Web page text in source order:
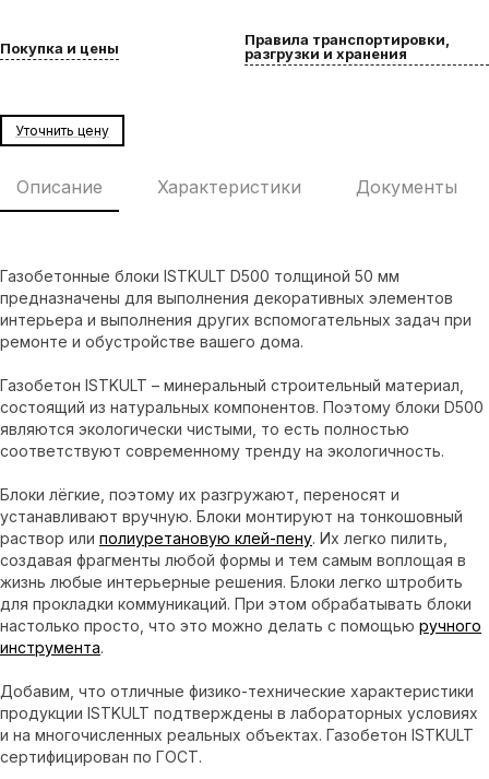
Покупка и цены
Правила транспортировки,
разгрузки и хранения
Уточнить цену
Описание Характеристики Документы
Газобетонные блоки ISTKULT D500 толщиной 50 мм
предназначены для выполнения декоративных элементов
интерьера и выполнения других вспомогательных задач при
ремонте и обустройстве вашего дома.
Газобетон ISTKULT – минеральный строительный материал,
состоящий из натуральных компонентов. Поэтому блоки D500
являются экологически чистыми, то есть полностью
соответствуют современному тренду на экологичность.
Блоки лёгкие, поэтому их разгружают, переносят и
устанавливают вручную. Блоки монтируют на тонкошовный
раствор или полиуретановую клей-пену. Их легко пилить,
создавая фрагменты любой формы и тем самым воплощая в
жизнь любые интерьерные решения. Блоки легко штробить
для прокладки коммуникаций. При этом обрабатывать блоки
настолько просто, что это можно делать с помощью ручного
инструмента.
Добавим, что отличные физико-технические характеристики
продукции ISTKULT подтверждены в лабораторных условиях
и на многочисленных реальных объектах. Газобетон ISTKULT
сертифицирован по ГОСТ.